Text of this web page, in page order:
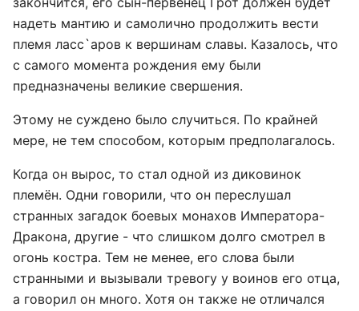
надеть мантию и самолично продолжить вести
племя ласс`аров к вершинам славы. Казалось, что
с самого момента рождения ему были
предназначены великие свершения.
Этому не суждено было случиться. По крайней
мере, не тем способом, которым предполагалось.
Когда он вырос, то стал одной из диковинок
племён. Одни говорили, что он переслушал
странных загадок боевых монахов Императора-
Дракона, другие - что слишком долго смотрел в
огонь костра. Тем не менее, его слова были
странными и вызывали тревогу у воинов его отца,
а говорил он много. Хотя он также не отличался